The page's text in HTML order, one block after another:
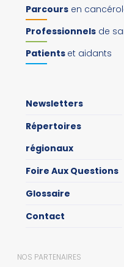
Parcours en
Professionnels de
Patients et aidants
Newsletters
Répertoires
régionaux
Foire Aux Questions
Glossaire
Contact
NOS PARTENAIRES